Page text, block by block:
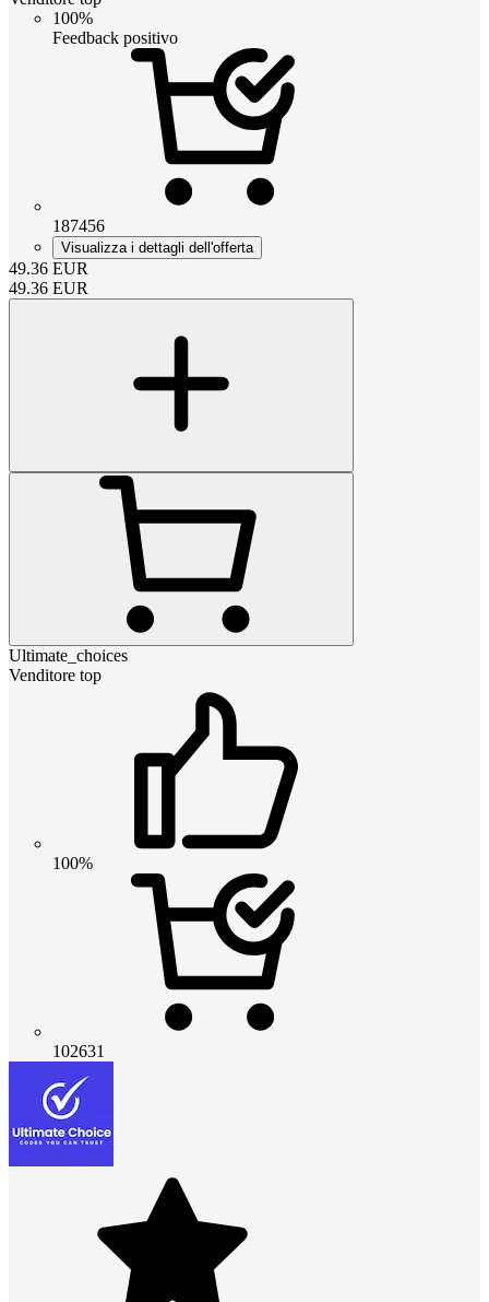
100%
Feedback positivo
187456
Visualizza i dettagli dell'offerta
49.36 EUR
49.36 EUR
Ultimate_choices
Venditore top
100%
102631